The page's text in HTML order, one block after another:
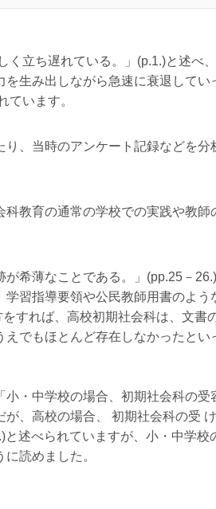
く立ち遅れている。」(p.1.)と述べ
生み出しながら急速に衰退してい
ています。
、当時のアンケート記録などを分
教育の通常の学校での実践や教師
希薄なことである。」(pp.25－
習指導要領や公民教師用書のよう
すれば、高校初期社会科は、文書
でもほとんど存在しなかったとい
・中学校の場合、初期社会科の受
、高校の場合、 初期社会科の受
述べられていますが、小・中学校
読めました。